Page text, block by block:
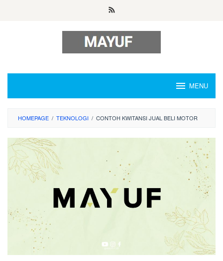
MENU
HOMEPAGE / TEKNOLOGI / CONTOH KWITANSI JUAL BELI MOTOR